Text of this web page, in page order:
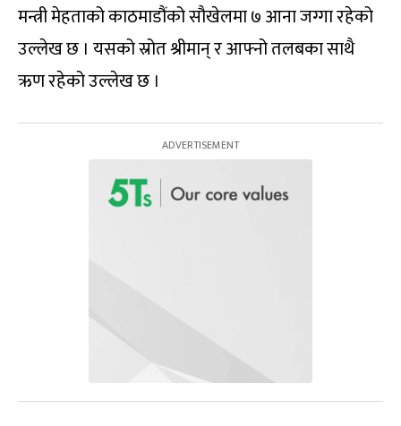
मन्त्री मेहताको काठमाडौंको सौखेलमा ७ आना जग्गा रहेको
उल्लेख छ । यसको स्रोत श्रीमान् र आफ्नो तलबका साथै
ऋण रहेको उल्लेख छ ।